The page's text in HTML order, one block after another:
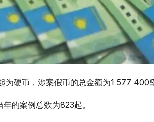
为硬币，涉案假币的总金额为1 577 400
的案例总数为823起。